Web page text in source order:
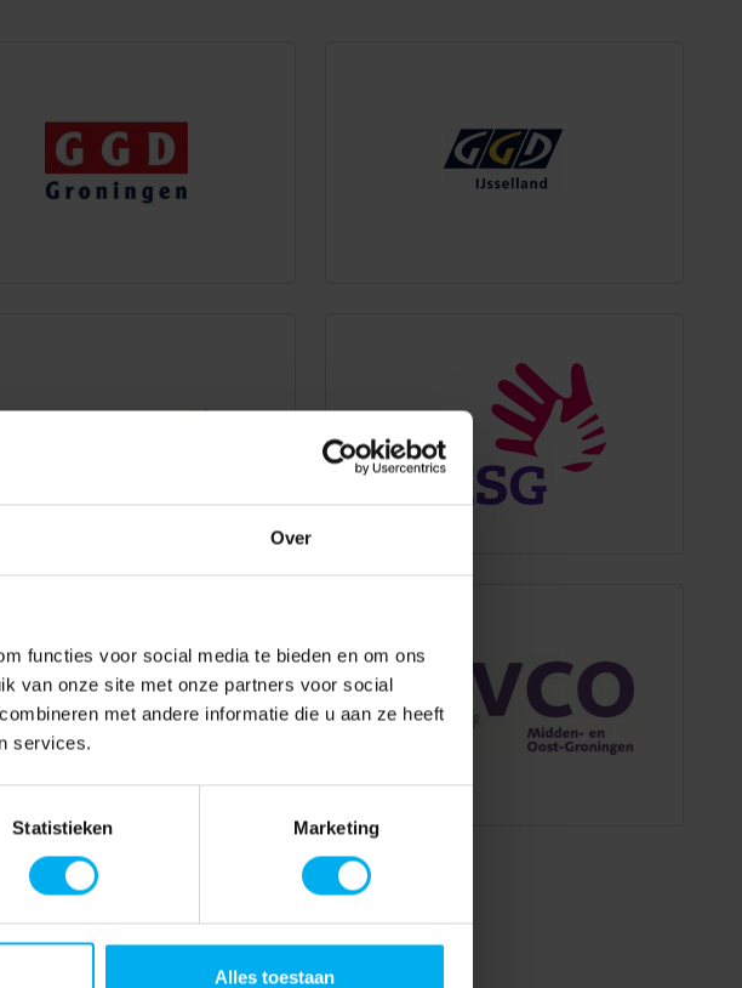
Over
functies voor social media te bieden en om ons
van onze site met onze partners voor social
met andere informatie die u aan ze heeft
services.
Statistieken Marketing
Alles toestaan